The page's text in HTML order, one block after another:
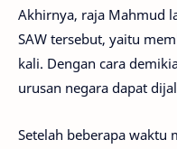
Akhirnya, raja Mahmud
SAW tersebut, yaitu
kali. Dengan cara
urusan negara dapat
Setelah beberapa waktu